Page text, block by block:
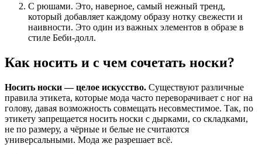
С рюшами. Это, наверное, самый нежный тренд,
который добавляет каждому образу нотку свежести и
наивности. Это один из важных элементов в образе в
стиле Беби-долл.
Как носить и с чем сочетать носки?
Носить носки — целое искусство. Существуют различные
правила этикета, которые мода часто переворачивает с ног на
голову, давая возможность совмещать несовместимое. Так, по
этикету запрещается носить носки с дырками, со складками,
не по размеру, а чёрные и белые не считаются
универсальными. Мода же разрешает всё.